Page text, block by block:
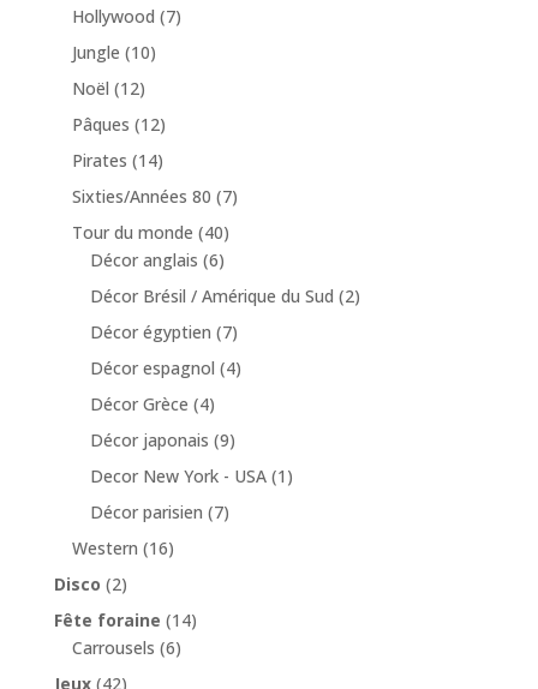
Hollywood (7)
Jungle (10)
Noël (12)
Pâques (12)
Pirates (14)
Sixties/Années 80 (7)
Tour du monde (40)
Décor anglais (6)
Décor Brésil / Amérique du Sud (2)
Décor égyptien (7)
Décor espagnol (4)
Décor Grèce (4)
Décor japonais (9)
Decor New York - USA (1)
Décor parisien (7)
Western (16)
Disco (2)
Fête foraine (14)
Carrousels (6)
Jeux (42)